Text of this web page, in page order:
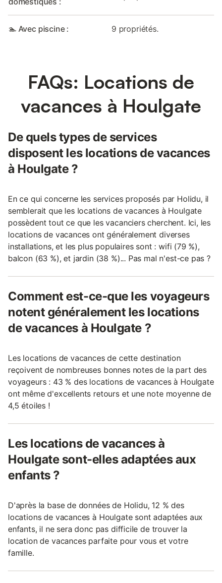
🏊 Avec piscine : 9 propriétés.
FAQs: Locations de
vacances à Houlgate
De quels types de services
disposent les locations de vacances
à Houlgate ?
En ce qui concerne les services proposés par Holidu, il
semblerait que les locations de vacances à Houlgate
possèdent tout ce que les vacanciers cherchent. Ici, les
locations de vacances ont généralement diverses
installations, et les plus populaires sont : wifi (79 %),
balcon (63 %), et jardin (38 %)... Pas mal n'est-ce pas ?
Comment est-ce-que les voyageurs
notent généralement les locations
de vacances à Houlgate ?
Les locations de vacances de cette destination
reçoivent de nombreuses bonnes notes de la part des
voyageurs : 43 % des locations de vacances à Houlgate
ont même d'excellents retours et une note moyenne de
4,5 étoiles !
Les locations de vacances à
Houlgate sont-elles adaptées aux
enfants ?
D'après la base de données de Holidu, 12 % des
locations de vacances à Houlgate sont adaptées aux
enfants, il ne sera donc pas difficile de trouver la
location de vacances parfaite pour vous et votre
famille.